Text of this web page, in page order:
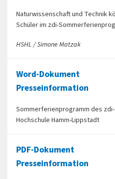
Naturwissenschaft und Technik
Schüler im zdi-
HSHL / Simone Matzak
Word-Dokument
Presseinformation
Sommerferienprogramm des
Hochschule Hamm-Lippstadt
PDF-Dokument
Presseinformation